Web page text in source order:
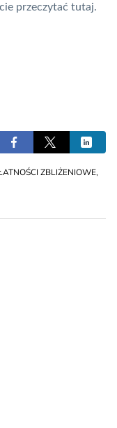
przeczytać tutaj.
ZBLIŻENIOWE,